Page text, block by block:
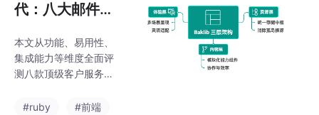
代：八大邮件管
与Baklib推荐
本文从功能、易用性、
集成能力等维度全面评
测八款顶级客户服务邮
荐AI驱动的知识与内容
#ruby #前端